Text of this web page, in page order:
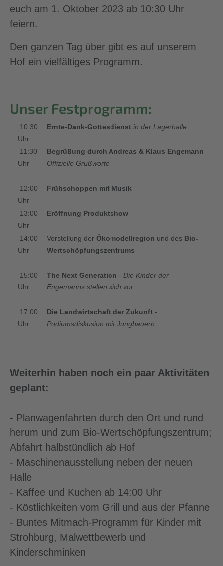
euch am 1. Oktober 2023 ab 10:30 Uhr
feiern.
Den ganzen Tag über gibt es auf unserem
Hof ein vielfältiges Programm.
Unser Festprogramm:
10:30
Uhr
Ernte-Dank-Gottesdienst in der Lagerhalle
11:30
Uhr
Begrüßung durch Andreas & Klaus Engemann
Offizielle Grußworte
12:00
Uhr
Frühschoppen mit Musik
13:00
Uhr
Eröffnung Produktshow
14:00
Uhr
Vorstellung der Ökomodellregion und des Bio-
Wertschöpfungszentrums
15:00
Uhr
The Next Generation - Die Kinder der
Engemanns stellen sich vor
17:00
Uhr
Die Landwirtschaft der Zukunft -
Podiumsdiskusion mit Jungbauern
Weiterhin haben noch ein paar Aktivitäten
geplant:
- Planwagenfahrten durch den Ort und rund
herum und zum Bio-Wertschöpfungszentrum;
Abfahrt halbstündlich ab Hof
- Maschinenausstellung neben der neuen
Halle
- Kaffee und Kuchen ab 14:00 Uhr
- Köstlichkeiten vom Grill und aus der Pfanne
- Buntes Mitmach-Programm für Kinder mit
Strohburg, Malwettbewerb und
Kinderschminken